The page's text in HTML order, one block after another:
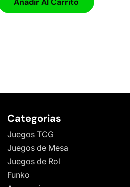
Categorias
Juegos TCG
Juegos de Mesa
Juegos de Rol
Funko